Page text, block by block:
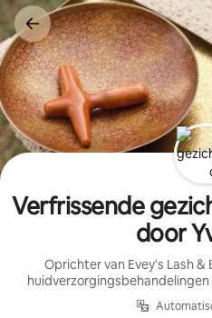
Ga
direct
naar
inhoud
Verfrissende
door
Oprichter van Evey's Lash